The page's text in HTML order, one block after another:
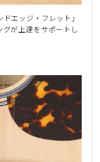
エッジ・フレット」
が上達をサポートし